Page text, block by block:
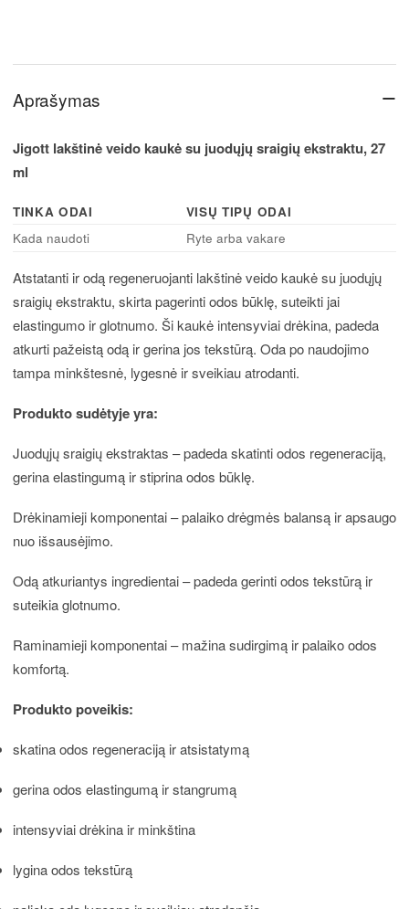
Aprašymas −
Jigott lakštinė veido kaukė su juodųjų sraigių ekstraktu, 27
ml
TINKA ODAI
VISŲ TIPŲ ODAI
Kada naudoti
Ryte arba vakare
Atstatanti ir odą regeneruojanti lakštinė veido kaukė su juodųjų
sraigių ekstraktu, skirta pagerinti odos būklę, suteikti jai
elastingumo ir glotnumo. Ši kaukė intensyviai drėkina, padeda
atkurti pažeistą odą ir gerina jos tekstūrą. Oda po naudojimo
tampa minkštesnė, lygesnė ir sveikiau atrodanti.
Produkto sudėtyje yra:
Juodųjų sraigių ekstraktas – padeda skatinti odos regeneraciją,
gerina elastingumą ir stiprina odos būklę.
Drėkinamieji komponentai – palaiko drėgmės balansą ir apsaugo
nuo išsausėjimo.
Odą atkuriantys ingredientai – padeda gerinti odos tekstūrą ir
suteikia glotnumo.
Raminamieji komponentai – mažina sudirgimą ir palaiko odos
komfortą.
Produkto poveikis:
skatina odos regeneraciją ir atsistatymą
gerina odos elastingumą ir stangrumą
intensyviai drėkina ir minkština
lygina odos tekstūrą